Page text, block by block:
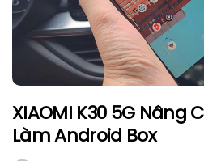
XIAOMI K30 5G Nâng
Làm Android Box